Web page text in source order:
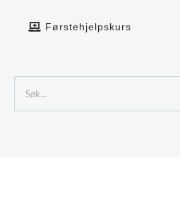
Førstehjelpskurs